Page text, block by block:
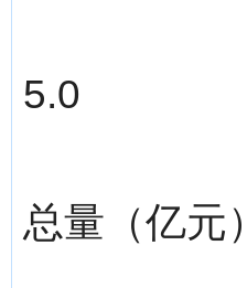
5.0
总量（亿元）